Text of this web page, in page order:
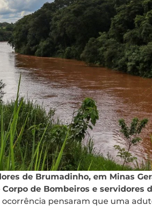
de Brumadinho, em Minas
de Bombeiros e servidores
pensaram que uma